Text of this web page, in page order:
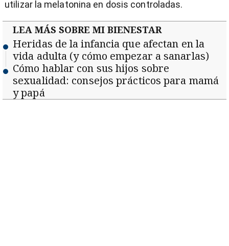
utilizar la melatonina en dosis controladas.
LEA MÁS SOBRE MI BIENESTAR
Heridas de la infancia que afectan en la
vida adulta (y cómo empezar a sanarlas)
Cómo hablar con sus hijos sobre
sexualidad: consejos prácticos para mamá
y papá